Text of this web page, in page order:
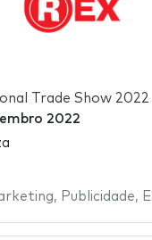
Trade Show 2022
2022
, Publicidade,